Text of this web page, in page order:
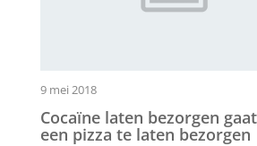
9 mei 2018
Cocaïne laten bezorgen
een pizza te laten bezorgen